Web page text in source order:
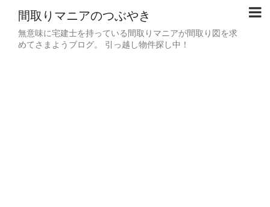
間取りマニアのつぶやき
無意味に宅建士を持っている間取りマニアが間取り図を求
めてさまようブログ。 引っ越し物件探し中！